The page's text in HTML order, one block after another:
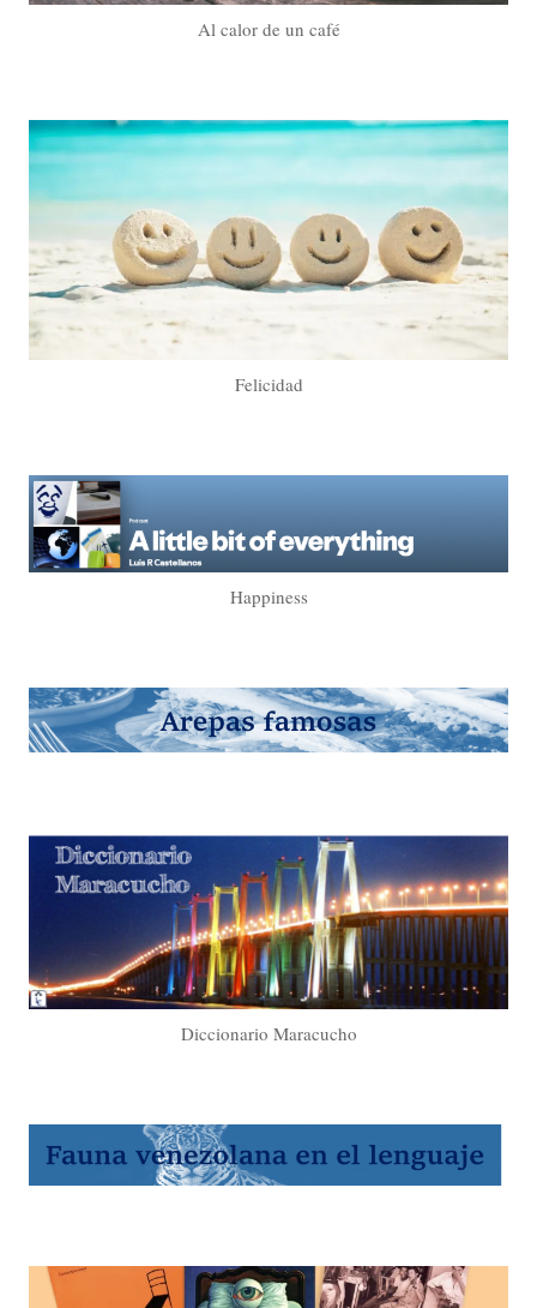
Al calor de un café
Felicidad
Happiness
Diccionario Maracucho